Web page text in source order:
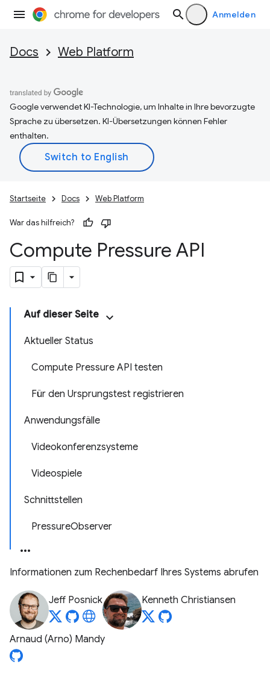
Anmelden
Docs Web Platform
Google verwendet KI-Technologie, um Inhalte in Ihre bevorzugte
Sprache zu übersetzen. KI-Übersetzungen können Fehler
enthalten.
Startseite Docs Web Platform
War das hilfreich?
Compute Pressure API
Auf dieser Seite
Aktueller Status
Compute Pressure API testen
Für den Ursprungstest registrieren
Anwendungsfälle
Videokonferenzsysteme
Videospiele
Schnittstellen
PressureObserver
Informationen zum Rechenbedarf Ihres Systems abrufen
Jeff Posnick Kenneth Christiansen
Arnaud (Arno) Mandy